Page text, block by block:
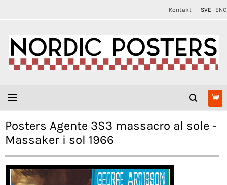
Kontakt SVE ENG
Posters Agente 3S3 massacro al sole -
Massaker i sol 1966